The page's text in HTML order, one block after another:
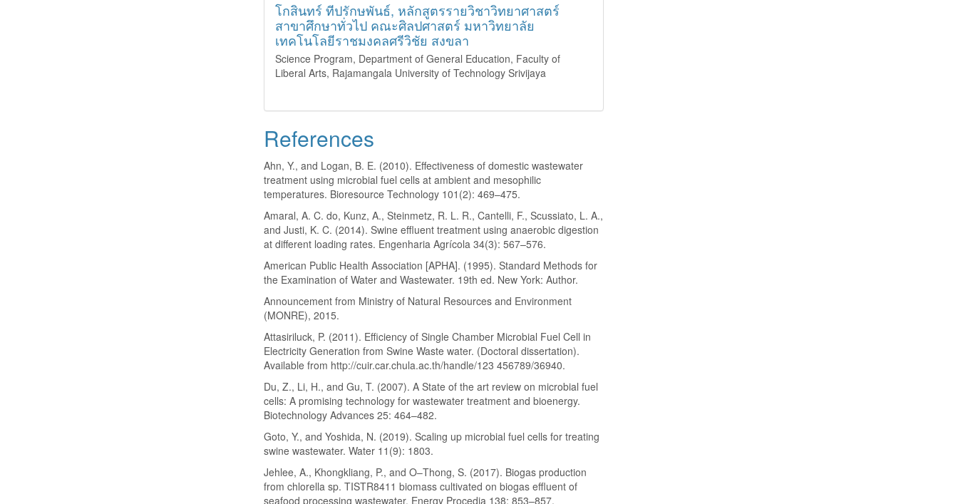
โกสินทร์ ทีปรักษพันธ์, หลักสูตรรายวิชาวิทยาศาสตร์
สาขาศึกษาทั่วไป คณะศิลปศาสตร์ มหาวิทยาลัย
เทคโนโลยีราชมงคลศรีวิชัย สงขลา
Science Program, Department of General Education, Faculty of
Liberal Arts, Rajamangala University of Technology Srivijaya
References
Ahn, Y., and Logan, B. E. (2010). Effectiveness of domestic wastewater
treatment using microbial fuel cells at ambient and mesophilic
temperatures. Bioresource Technology 101(2): 469–475.
Amaral, A. C. do, Kunz, A., Steinmetz, R. L. R., Cantelli, F., Scussiato, L. A.,
and Justi, K. C. (2014). Swine effluent treatment using anaerobic digestion
at different loading rates. Engenharia Agrícola 34(3): 567–576.
American Public Health Association [APHA]. (1995). Standard Methods for
the Examination of Water and Wastewater. 19th ed. New York: Author.
Announcement from Ministry of Natural Resources and Environment
(MONRE), 2015.
Attasiriluck, P. (2011). Efficiency of Single Chamber Microbial Fuel Cell in
Electricity Generation from Swine Waste water. (Doctoral dissertation).
Available from http://cuir.car.chula.ac.th/handle/123 456789/36940.
Du, Z., Li, H., and Gu, T. (2007). A State of the art review on microbial fuel
cells: A promising technology for wastewater treatment and bioenergy.
Biotechnology Advances 25: 464–482.
Goto, Y., and Yoshida, N. (2019). Scaling up microbial fuel cells for treating
swine wastewater. Water 11(9): 1803.
Jehlee, A., Khongkliang, P., and O–Thong, S. (2017). Biogas production
from chlorella sp. TISTR8411 biomass cultivated on biogas effluent of
seafood processing wastewater. Energy Procedia 138: 853–857.